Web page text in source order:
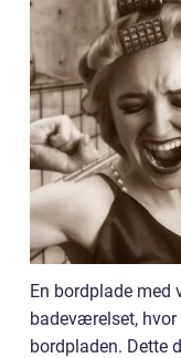
En bordplade med
badeværelset,
bordpladen. Dette